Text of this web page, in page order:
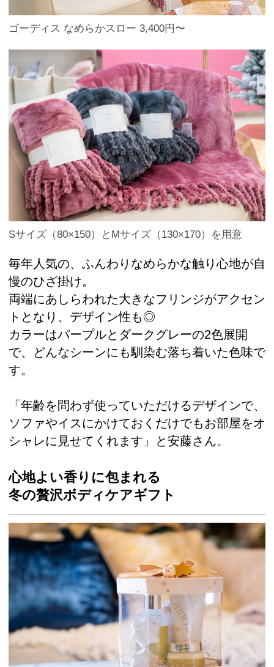
ゴーディス なめらかスロー 3,400円〜
Sサイズ（80×150）とMサイズ（130×170）を用意
毎年人気の、ふんわりなめらかな触り心地が自
慢のひざ掛け。
両端にあしらわれた大きなフリンジがアクセン
トとなり、デザイン性も◎
カラーはパープルとダークグレーの2色展開
で、どんなシーンにも馴染む落ち着いた色味で
す。
「年齢を問わず使っていただけるデザインで、
ソファやイスにかけておくだけでもお部屋をオ
シャレに見せてくれます」と安藤さん。
心地よい香りに包まれる
冬の贅沢ボディケアギフト